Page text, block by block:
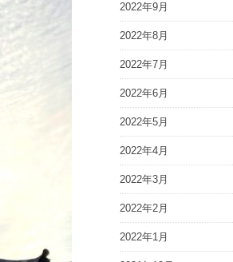
2022年9月
2022年8月
2022年7月
2022年6月
2022年5月
2022年4月
2022年3月
2022年2月
2022年1月